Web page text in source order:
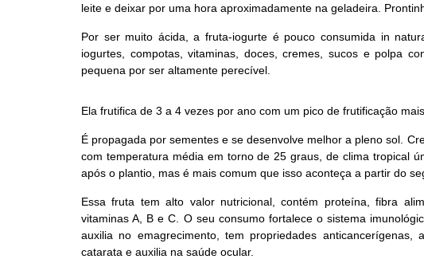
leite e deixar por uma hora aproximadamente na geladeira.
Por ser muito ácida, a fruta-iogurte é pouco consumida in
iogurtes, compotas, vitaminas, doces, cremes, sucos e polpa
pequena por ser altamente perecível.
Ela frutifica de 3 a 4 vezes por ano com um pico de frutificação
É propagada por sementes e se desenvolve melhor a pleno sol.
com temperatura média em torno de 25 graus, de clima tropical
após o plantio, mas é mais comum que isso aconteça a partir do
Essa fruta tem alto valor nutricional, contém proteína, fibra
vitaminas A, B e C. O seu consumo fortalece o sistema
auxilia no emagrecimento, tem propriedades
catarata e auxilia na saúde ocular.